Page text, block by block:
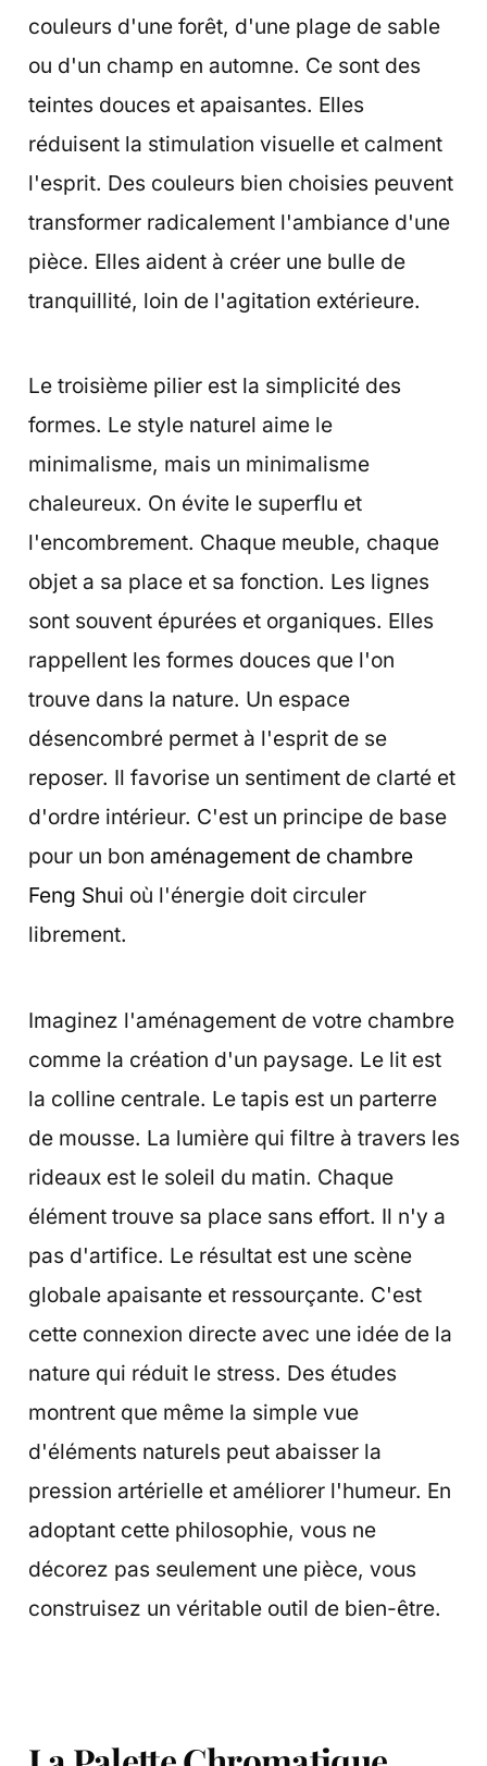
couleurs d'une forêt, d'une plage de sable
ou d'un champ en automne. Ce sont des
teintes douces et apaisantes. Elles
réduisent la stimulation visuelle et calment
l'esprit. Des couleurs bien choisies peuvent
transformer radicalement l'ambiance d'une
pièce. Elles aident à créer une bulle de
tranquillité, loin de l'agitation extérieure.
Le troisième pilier est la simplicité des
formes. Le style naturel aime le
minimalisme, mais un minimalisme
chaleureux. On évite le superflu et
l'encombrement. Chaque meuble, chaque
objet a sa place et sa fonction. Les lignes
sont souvent épurées et organiques. Elles
rappellent les formes douces que l'on
trouve dans la nature. Un espace
désencombré permet à l'esprit de se
reposer. Il favorise un sentiment de clarté et
d'ordre intérieur. C'est un principe de base
pour un bon aménagement de chambre
Feng Shui où l'énergie doit circuler
librement.
Imaginez l'aménagement de votre chambre
comme la création d'un paysage. Le lit est
la colline centrale. Le tapis est un parterre
de mousse. La lumière qui filtre à travers les
rideaux est le soleil du matin. Chaque
élément trouve sa place sans effort. Il n'y a
pas d'artifice. Le résultat est une scène
globale apaisante et ressourçante. C'est
cette connexion directe avec une idée de la
nature qui réduit le stress. Des études
montrent que même la simple vue
d'éléments naturels peut abaisser la
pression artérielle et améliorer l'humeur. En
adoptant cette philosophie, vous ne
décorez pas seulement une pièce, vous
construisez un véritable outil de bien-être.